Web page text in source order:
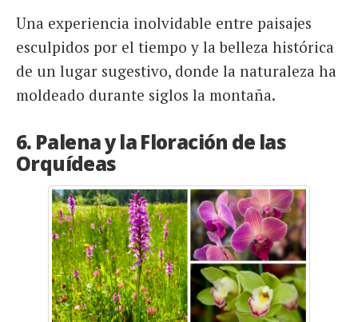
Una experiencia inolvidable entre paisajes
esculpidos por el tiempo y la belleza histórica
de un lugar sugestivo, donde la naturaleza ha
moldeado durante siglos la montaña.
6. Palena y la Floración de las
Orquídeas